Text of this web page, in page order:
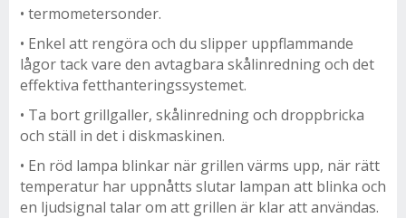
• termometersonder.
• Enkel att rengöra och du slipper uppflammande
lågor tack vare den avtagbara skålinredning och det
effektiva fetthanteringssystemet.
• Ta bort grillgaller, skålinredning och droppbricka
och ställ in det i diskmaskinen.
• En röd lampa blinkar när grillen värms upp, när rätt
temperatur har uppnåtts slutar lampan att blinka och
en ljudsignal talar om att grillen är klar att användas.